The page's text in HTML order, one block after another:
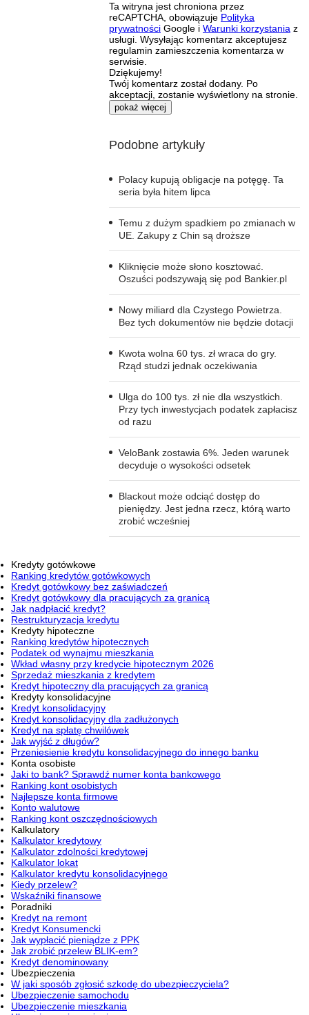
Ta witryna jest chroniona przez
reCAPTCHA, obowiązuje Polityka
prywatności Google i Warunki korzystania z
usługi. Wysyłając komentarz akceptujesz
regulamin zamieszczenia komentarza w
serwisie.
Dziękujemy!
Twój komentarz został dodany. Po
akceptacji, zostanie wyświetlony na stronie.
pokaż więcej
Podobne artykuły
Polacy kupują obligacje na potęgę. Ta
seria była hitem lipca
Temu z dużym spadkiem po zmianach w
UE. Zakupy z Chin są droższe
Kliknięcie może słono kosztować.
Oszuści podszywają się pod Bankier.pl
Nowy miliard dla Czystego Powietrza.
Bez tych dokumentów nie będzie dotacji
Kwota wolna 60 tys. zł wraca do gry.
Rząd studzi jednak oczekiwania
Ulga do 100 tys. zł nie dla wszystkich.
Przy tych inwestycjach podatek zapłacisz
od razu
VeloBank zostawia 6%. Jeden warunek
decyduje o wysokości odsetek
Blackout może odciąć dostęp do
pieniędzy. Jest jedna rzecz, którą warto
zrobić wcześniej
Kredyty gotówkowe
Ranking kredytów gotówkowych
Kredyt gotówkowy bez zaświadczeń
Kredyt gotówkowy dla pracujących za granicą
Jak nadpłacić kredyt?
Restrukturyzacja kredytu
Kredyty hipoteczne
Ranking kredytów hipotecznych
Podatek od wynajmu mieszkania
Wkład własny przy kredycie hipotecznym 2026
Sprzedaż mieszkania z kredytem
Kredyt hipoteczny dla pracujących za granicą
Kredyty konsolidacyjne
Kredyt konsolidacyjny
Kredyt konsolidacyjny dla zadłużonych
Kredyt na spłatę chwilówek
Jak wyjść z długów?
Przeniesienie kredytu konsolidacyjnego do innego banku
Konta osobiste
Jaki to bank? Sprawdź numer konta bankowego
Ranking kont osobistych
Najlepsze konta firmowe
Konto walutowe
Ranking kont oszczędnościowych
Kalkulatory
Kalkulator kredytowy
Kalkulator zdolności kredytowej
Kalkulator lokat
Kalkulator kredytu konsolidacyjnego
Kiedy przelew?
Wskaźniki finansowe
Poradniki
Kredyt na remont
Kredyt Konsumencki
Jak wypłacić pieniądze z PPK
Jak zrobić przelew BLIK-em?
Kredyt denominowany
Ubezpieczenia
W jaki sposób zgłosić szkodę do ubezpieczyciela?
Ubezpieczenie samochodu
Ubezpieczenie mieszkania